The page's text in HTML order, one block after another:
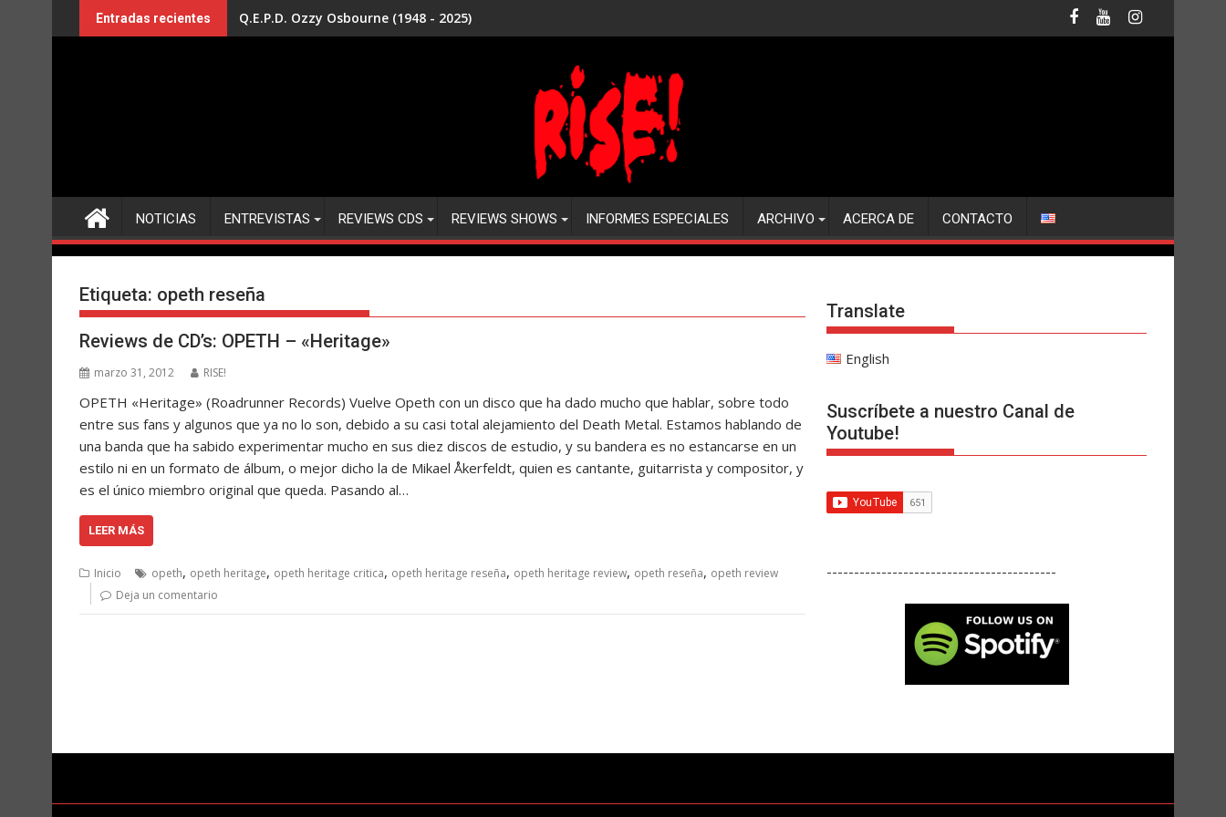
al
Entradas recientes Q.E.P.D. Ozzy Osbourne (1948 - 2025)
NOTICIAS ENTREVISTAS REVIEWS CDS REVIEWS SHOWS INFORMES ESPECIALES ARCHIVO ACERCA DE CONTACTO
Etiqueta: opeth reseña
Reviews de CD’s: OPETH – «Heritage»
marzo 31, 2012 RISE!
OPETH «Heritage» (Roadrunner Records) Vuelve Opeth con un disco que ha dado mucho que hablar, sobre todo
entre sus fans y algunos que ya no lo son, debido a su casi total alejamiento del Death Metal. Estamos hablando de
una banda que ha sabido experimentar mucho en sus diez discos de estudio, y su bandera es no estancarse en un
estilo ni en un formato de álbum, o mejor dicho la de Mikael Åkerfeldt, quien es cantante, guitarrista y compositor, y
es el único miembro original que queda. Pasando al…
LEER MÁS
Inicio opeth, opeth heritage, opeth heritage critica, opeth heritage reseña, opeth heritage review, opeth reseña, opeth review
Deja un comentario
Translate
English
Suscríbete a nuestro Canal de
Youtube!
------------------------------------------